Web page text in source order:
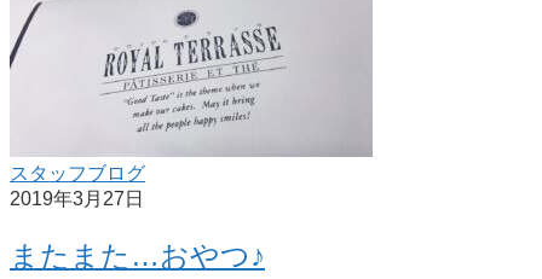
スタッフブログ
2019年3月27日
またまた…おやつ♪